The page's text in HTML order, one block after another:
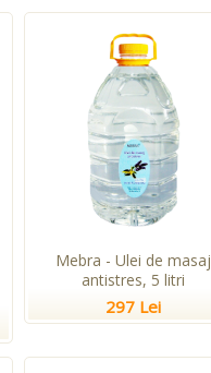
Mebra - Ulei de masaj
antistres, 5 litri
297 Lei